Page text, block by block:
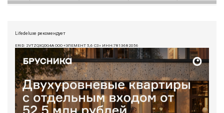
Lifedeluxe рекомендует
ERID: 2VTZQXQDG4A ООО «ЭЛЕМЕНТ 5,6 СЗ» ИНН:7813682056